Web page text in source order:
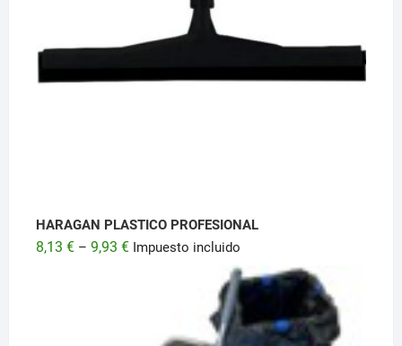
HARAGAN PLASTICO PROFESIONAL
8,13 €– 9,93 € Impuesto incluido